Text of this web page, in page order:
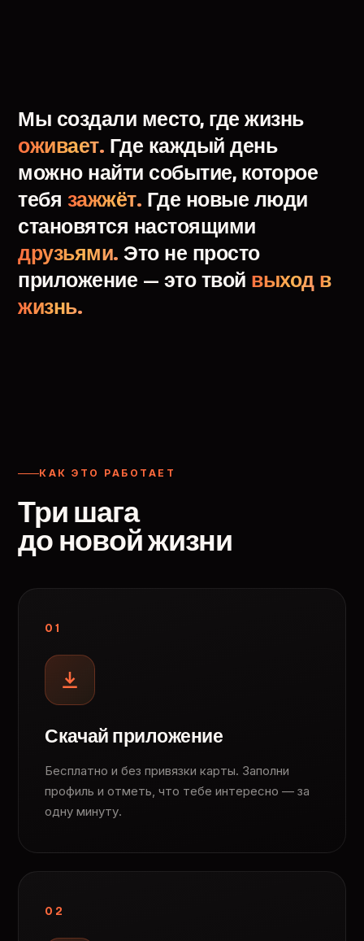
Мы создали место, где жизнь
оживает. Где каждый день
можно найти событие, которое
тебя зажжёт. Где новые люди
становятся настоящими
друзьями. Это не просто
приложение — это твой выход в
жизнь.
КАК ЭТО РАБОТАЕТ
Три шага
до новой жизни
01
Скачай приложение
Бесплатно и без привязки карты. Заполни
профиль и отметь, что тебе интересно — за
одну минуту.
02